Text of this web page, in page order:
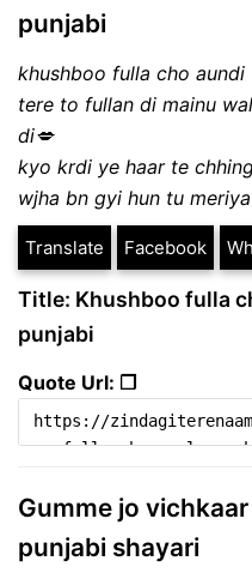
punjabi
khushboo fulla cho aundi
tere to fullan di mainu
di💋
kyo krdi ye haar te
wjha bn gyi hun tu
Translate Facebook
Title: Khushboo fulla
punjabi
Quote Url: ❐
Gumme jo
punjabi shayari